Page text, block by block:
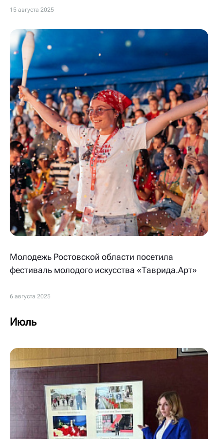
15 августа 2025
Молодежь Ростовской области посетила
фестиваль молодого искусства «Таврида.Арт»
6 августа 2025
Июль